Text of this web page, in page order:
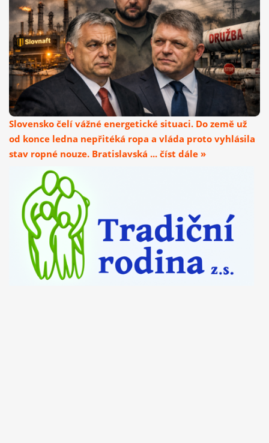
Slovensko čelí vážné energetické situaci. Do země už
od konce ledna nepřitéká ropa a vláda proto vyhlásila
stav ropné nouze. Bratislavská ... číst dále »